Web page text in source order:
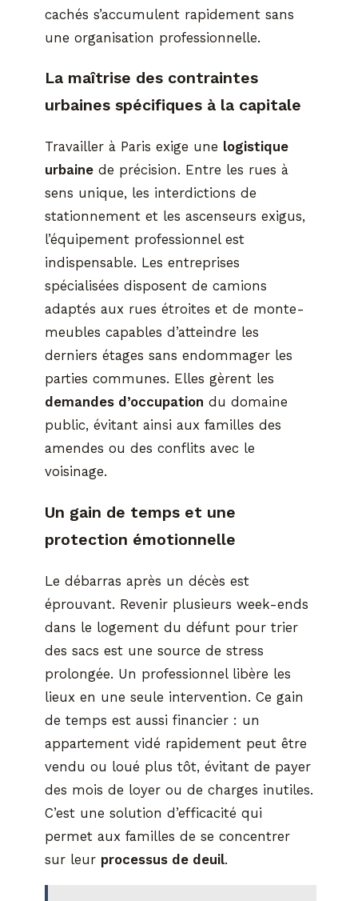
cachés s’accumulent rapidement sans
une organisation professionnelle.
La maîtrise des contraintes
urbaines spécifiques à la capitale
Travailler à Paris exige une logistique
urbaine de précision. Entre les rues à
sens unique, les interdictions de
stationnement et les ascenseurs exigus,
l’équipement professionnel est
indispensable. Les entreprises
spécialisées disposent de camions
adaptés aux rues étroites et de monte-
meubles capables d’atteindre les
derniers étages sans endommager les
parties communes. Elles gèrent les
demandes d’occupation du domaine
public, évitant ainsi aux familles des
amendes ou des conflits avec le
voisinage.
Un gain de temps et une
protection émotionnelle
Le débarras après un décès est
éprouvant. Revenir plusieurs week-ends
dans le logement du défunt pour trier
des sacs est une source de stress
prolongée. Un professionnel libère les
lieux en une seule intervention. Ce gain
de temps est aussi financier : un
appartement vidé rapidement peut être
vendu ou loué plus tôt, évitant de payer
des mois de loyer ou de charges inutiles.
C’est une solution d’efficacité qui
permet aux familles de se concentrer
sur leur processus de deuil.